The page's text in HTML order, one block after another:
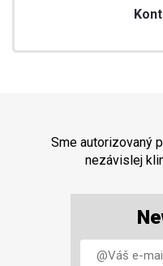
Sme autorizovaný
nezávislej